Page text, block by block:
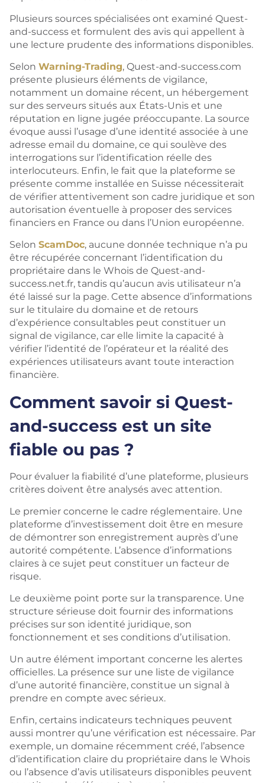
Plusieurs sources spécialisées ont examiné Quest-
and-success et formulent des avis qui appellent à
une lecture prudente des informations disponibles.
Selon Warning-Trading, Quest-and-success.com
présente plusieurs éléments de vigilance,
notamment un domaine récent, un hébergement
sur des serveurs situés aux États-Unis et une
réputation en ligne jugée préoccupante. La source
évoque aussi l’usage d’une identité associée à une
adresse email du domaine, ce qui soulève des
interrogations sur l’identification réelle des
interlocuteurs. Enfin, le fait que la plateforme se
présente comme installée en Suisse nécessiterait
de vérifier attentivement son cadre juridique et son
autorisation éventuelle à proposer des services
financiers en France ou dans l’Union européenne.
Selon ScamDoc, aucune donnée technique n’a pu
être récupérée concernant l’identification du
propriétaire dans le Whois de Quest-and-
success.net.fr, tandis qu’aucun avis utilisateur n’a
été laissé sur la page. Cette absence d’informations
sur le titulaire du domaine et de retours
d’expérience consultables peut constituer un
signal de vigilance, car elle limite la capacité à
vérifier l’identité de l’opérateur et la réalité des
expériences utilisateurs avant toute interaction
financière.
Comment savoir si Quest-
and-success est un site
fiable ou pas ?
Pour évaluer la fiabilité d’une plateforme, plusieurs
critères doivent être analysés avec attention.
Le premier concerne le cadre réglementaire. Une
plateforme d’investissement doit être en mesure
de démontrer son enregistrement auprès d’une
autorité compétente. L’absence d’informations
claires à ce sujet peut constituer un facteur de
risque.
Le deuxième point porte sur la transparence. Une
structure sérieuse doit fournir des informations
précises sur son identité juridique, son
fonctionnement et ses conditions d’utilisation.
Un autre élément important concerne les alertes
officielles. La présence sur une liste de vigilance
d’une autorité financière, constitue un signal à
prendre en compte avec sérieux.
Enfin, certains indicateurs techniques peuvent
aussi montrer qu’une vérification est nécessaire. Par
exemple, un domaine récemment créé, l’absence
d’identification claire du propriétaire dans le Whois
ou l’absence d’avis utilisateurs disponibles peuvent